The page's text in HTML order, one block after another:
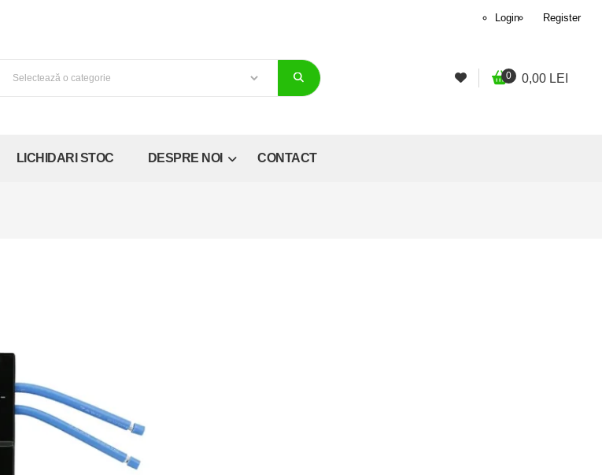
Login Register
0 0,00 LEI
LICHIDARI STOC DESPRE NOI CONTACT